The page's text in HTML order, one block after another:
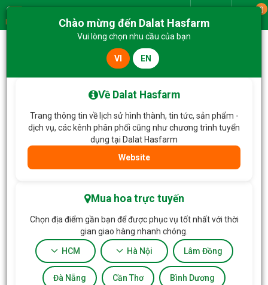
Menu
0
Hoa Tặng & Hoa Dịch Vụ
Chào mừng đến Dalat Hasfarm
Vui lòng chọn nhu cầu của bạn
VI EN
Về Dalat Hasfarm
Trang thông tin về lịch sử hình thành, tin tức, sản phẩm -
dịch vụ, các kênh phân phối cũng như chương trình tuyển
dụng tại Dalat Hasfarm
Website
Mua hoa trực tuyến
Chọn địa điểm gần bạn để được phục vụ tốt nhất với thời
gian giao hàng nhanh chóng.
HCM Hà Nội Lâm Đồng
Đà Nẵng Cần Thơ Bình Dương